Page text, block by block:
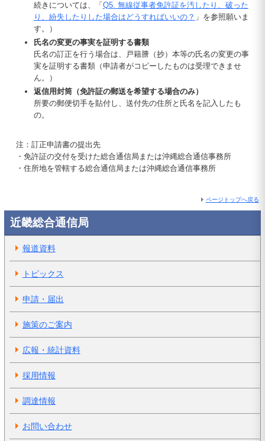
続きについては、「 Q5. 無線従事者免許証を汚したり、破った
り、紛失したりした場合はどうすればいいの？ 」を参照願いま
す。）
氏名の変更の事実を証明する書類
氏名の訂正を行う場合は、戸籍謄（抄）本等の氏名の変更の事
実を証明する書類（申請者がコピーしたものは受理できませ
ん。）
返信用封筒（免許証の郵送を希望する場合のみ）
所要の郵便切手を貼付し、送付先の住所と氏名を記入したも
の。
注：訂正申請書の提出先
・免許証の交付を受けた総合通信局または沖縄総合通信事務所
・住所地を管轄する総合通信局または沖縄総合通信事務所
ページトップへ戻る
近畿総合通信局
報道資料
トピックス
申請・届出
施策のご案内
広報・統計資料
採用情報
調達情報
お問い合わせ